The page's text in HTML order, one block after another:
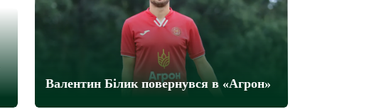
Валентин Білик повернувся в «Агрон»